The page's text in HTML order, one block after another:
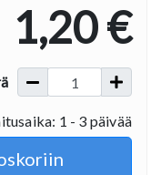
1,20 €
1 - 3 päivää